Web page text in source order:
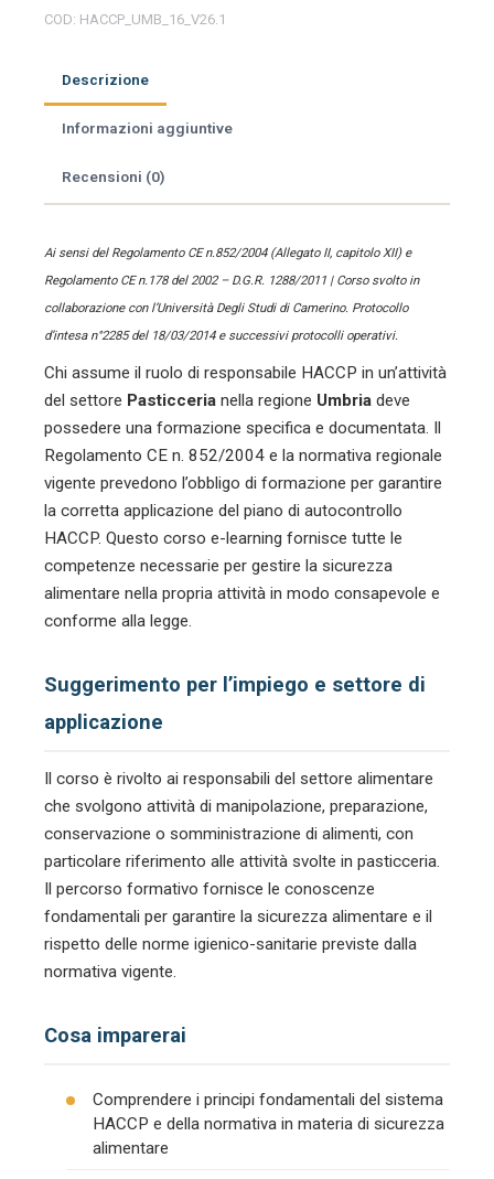
Umbria
quantità
COD: HACCP_UMB_16_V26.1
Descrizione
Informazioni aggiuntive
Recensioni (0)
Ai sensi del Regolamento CE n.852/2004 (Allegato II, capitolo XII) e
Regolamento CE n.178 del 2002 – D.G.R. 1288/2011 | Corso svolto in
collaborazione con l’Università Degli Studi di Camerino. Protocollo
d’intesa n°2285 del 18/03/2014 e successivi protocolli operativi.
Chi assume il ruolo di responsabile HACCP in un’attività
del settore Pasticceria nella regione Umbria deve
possedere una formazione specifica e documentata. Il
Regolamento CE n. 852/2004 e la normativa regionale
vigente prevedono l’obbligo di formazione per garantire
la corretta applicazione del piano di autocontrollo
HACCP. Questo corso e-learning fornisce tutte le
competenze necessarie per gestire la sicurezza
alimentare nella propria attività in modo consapevole e
conforme alla legge.
Suggerimento per l’impiego e settore di
applicazione
Il corso è rivolto ai responsabili del settore alimentare
che svolgono attività di manipolazione, preparazione,
conservazione o somministrazione di alimenti, con
particolare riferimento alle attività svolte in pasticceria.
Il percorso formativo fornisce le conoscenze
fondamentali per garantire la sicurezza alimentare e il
rispetto delle norme igienico-sanitarie previste dalla
normativa vigente.
Cosa imparerai
Comprendere i principi fondamentali del sistema
HACCP e della normativa in materia di sicurezza
alimentare